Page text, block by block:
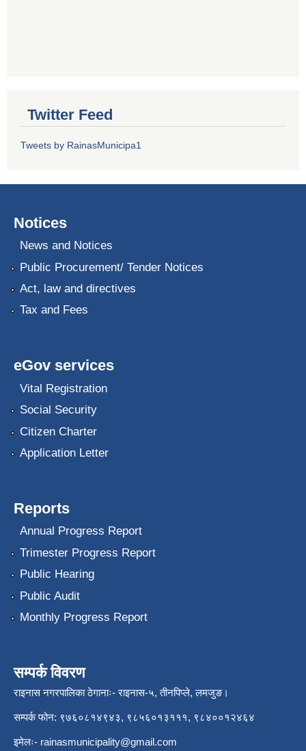
Twitter Feed
Tweets by RainasMunicipa1
Notices
News and Notices
Public Procurement/ Tender Notices
Act, law and directives
Tax and Fees
eGov services
Vital Registration
Social Security
Citizen Charter
Application Letter
Reports
Annual Progress Report
Trimester Progress Report
Public Hearing
Public Audit
Monthly Progress Report
सम्पर्क विवरण
राइनास नगरपालिका ठेगानाः- राइनास-५, तीनपिप्ले, लमजुङ।
सम्पर्क फोन: ९७६०८१४९४३, ९८५६०१३१११, ९८४००१२४६४
इमेलः- rainasmunicipality@gmail.com